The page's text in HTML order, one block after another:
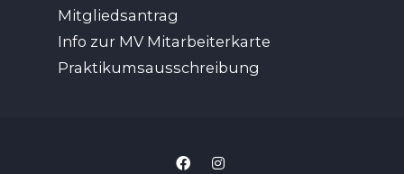
Mitgliedsantrag
Info zur MV Mitarbeiterkarte
Praktikumsausschreibung